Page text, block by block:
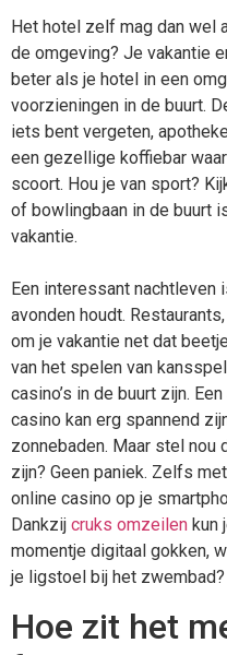
Het hotel zelf mag dan wel
de omgeving? Je vakantie
beter als je hotel in een
voorzieningen in de buurt.
iets bent vergeten,
een gezellige koffiebar
scoort. Hou je van sport?
of bowlingbaan in de buurt
vakantie.
Een interessant nachtleven
avonden houdt.
om je vakantie net dat
van het spelen van
casino’s in de buurt zijn.
casino kan erg spannend
zonnebaden. Maar stel nou
zijn? Geen paniek. Zelfs
online casino op je
Dankzij cruks omzeilen kun
momentje digitaal gokken,
je ligstoel bij het
Hoe zit het